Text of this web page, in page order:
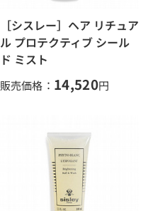
［シスレー］ヘア リチュア
ル プロテクティブ シール
ド ミスト
販売価格： 14,520円